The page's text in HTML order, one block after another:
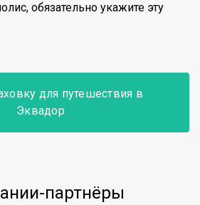
обязательно укажите эту
для путешествия в
Эквадор
партнёры